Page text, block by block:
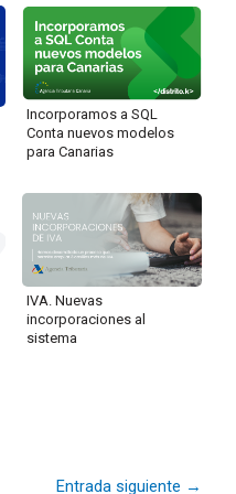
Incorporamos a SQL
Conta nuevos modelos
para Canarias
IVA. Nuevas
incorporaciones al
sistema
Entrada siguiente →